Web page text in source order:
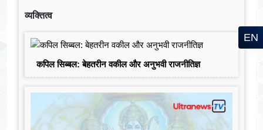
व्यक्तित्व
कपिल सिब्बल: बेहतरीन वकील और अनुभवी राजनीतिज्ञ
EN